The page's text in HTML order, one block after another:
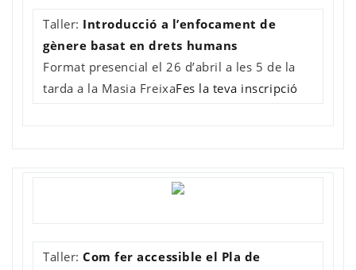
Taller: Introducció a l’enfocament de
gènere basat en drets humans
Format presencial el 26 d’abril a les 5 de la
tarda a la Masia FreixaFes la teva inscripció
Taller:Com fer accessible el Pla de